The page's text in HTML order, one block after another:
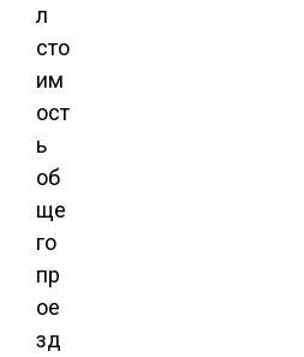
л
сто
им
ост
ь
об
ще
го
пр
ое
зд